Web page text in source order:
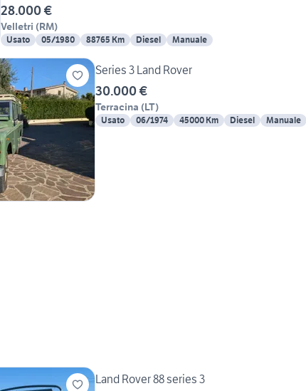
28.000 €
Velletri (RM)
Usato 05/1980 88765 Km Diesel Manuale
Series 3 Land Rover
30.000 €
Terracina (LT)
Usato 06/1974 45000 Km Diesel Manuale
Land Rover 88 series 3